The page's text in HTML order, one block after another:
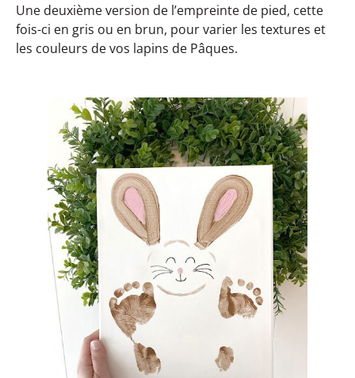
Une deuxième version de l’empreinte de pied, cette
fois-ci en gris ou en brun, pour varier les textures et
les couleurs de vos lapins de Pâques.